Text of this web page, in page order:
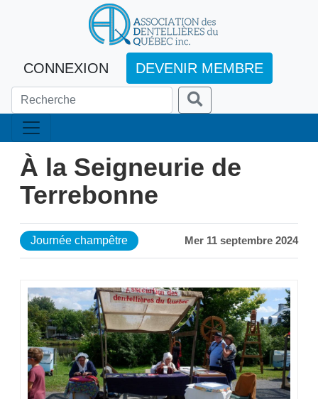
CONNEXION DEVENIR MEMBRE
À la Seigneurie de
Terrebonne
Journée champêtre Mer 11 septembre 2024